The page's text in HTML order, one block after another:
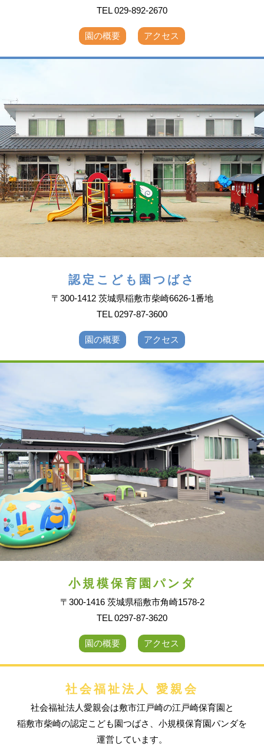
TEL 029-892-2670
園の概要 アクセス
認定こども園つばさ
〒300-1412 茨城県稲敷市柴崎6626-1番地
TEL 0297-87-3600
園の概要 アクセス
小規模保育園パンダ
〒300-1416 茨城県稲敷市角崎1578-2
TEL 0297-87-3620
園の概要 アクセス
社会福祉法人 愛親会
社会福祉法人愛親会は敷市江戸崎の江戸崎保育園と
稲敷市柴崎の認定こども園つばさ、小規模保育園パンダを
運営しています。